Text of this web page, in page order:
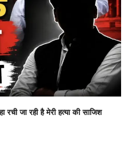
रची जा रही है मेरी हत्या की साजिश